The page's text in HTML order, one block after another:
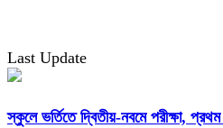
Last Update
স্কুলে ভর্তিতে দ্বিতীয়-নবমে পরীক্ষা, প্রথম